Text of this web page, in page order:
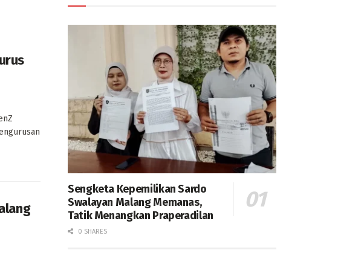
Sengketa Kepemilikan Sardo
Swalayan Malang Memanas,
Tatik Menangkan Praperadilan
0 SHARES